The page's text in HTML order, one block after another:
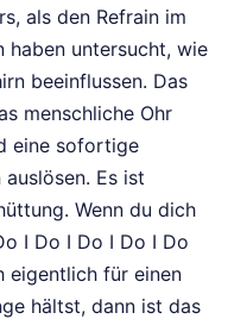
als den Refrain im
haben untersucht, wie
beeinflussen. Das
menschliche Ohr
eine sofortige
Es ist
Wenn du dich
I Do I Do I Do I Do
eigentlich für einen
hältst, dann ist das